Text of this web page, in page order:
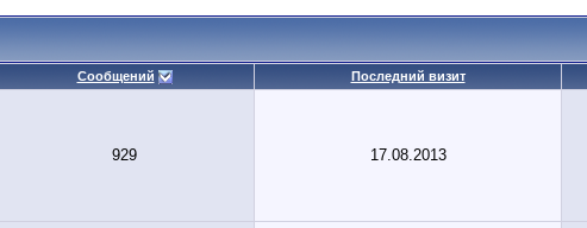
Сообщений Последний визит
929 17.08.2013